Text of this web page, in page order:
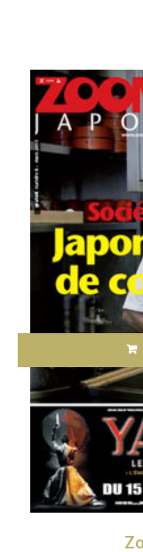
options
peuvent
choisies
page
du
produit